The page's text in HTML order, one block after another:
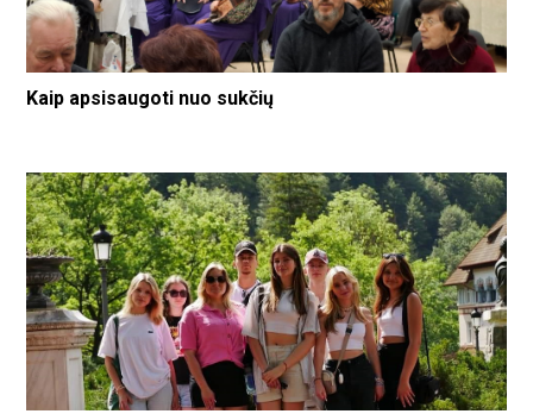
Kaip apsisaugoti nuo sukčių